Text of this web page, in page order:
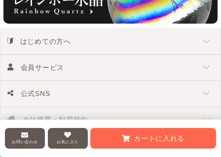
カートに入れる
お気に入り
お問い合わせ
はじめての方へ
会員サービス
公式SNS
会社概要・利用規約
Copyright 2002-2026